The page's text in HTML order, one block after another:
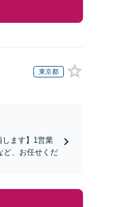
東京都
します】1営業
ど、お任せくだ